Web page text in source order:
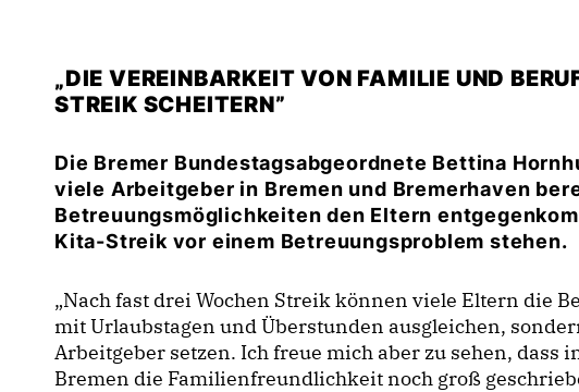
DIE VEREINBARKEIT VON FAMILIE UND
STREIK SCHEITERN”
Die Bremer Bundestagsabgeordnete Bettina
viele Arbeitgeber in Bremen und Bremerhaven
Betreuungsmöglichkeiten den Eltern
Kita-Streik vor einem Betreuungsproblem stehen.
Nach fast drei Wochen Streik können viele Eltern die
mit Urlaubstagen und Überstunden ausgleichen,
Arbeitgeber setzen. Ich freue mich aber zu sehen, dass
Bremen die Familienfreundlichkeit noch groß